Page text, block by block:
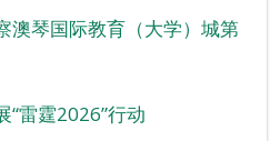
澳琴国际教育（大学）城第
“雷霆2026”行动